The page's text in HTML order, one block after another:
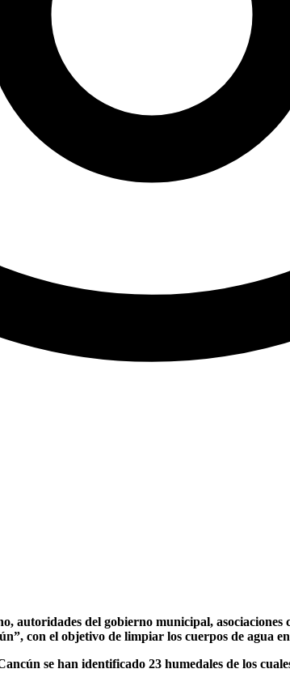
autoridades del gobierno municipal,
con el objetivo de limpiar los cuerpos de agua
se han identificado 23 humedales de los